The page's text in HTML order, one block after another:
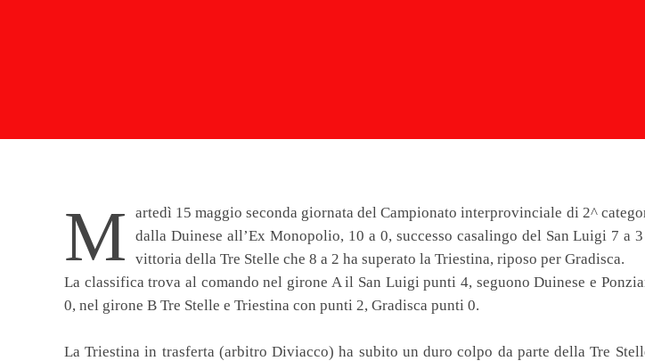
M
artedì 15 maggio seconda giornata del Campionato interprovinciale di 2^
dalla Duinese all’Ex Monopolio, 10 a 0, successo casalingo del San Luigi 7 a
vittoria della Tre Stelle che 8 a 2 ha superato la Triestina, riposo per Gradisca.
La classifica trova al comando nel girone A il San Luigi punti 4, seguono Duinese e
0, nel girone B Tre Stelle e Triestina con punti 2, Gradisca punti 0.
La Triestina in trasferta (arbitro Diviacco) ha subito un duro colpo da parte della Tre